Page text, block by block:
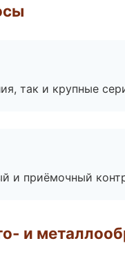
так и крупные
и приёмочный
и